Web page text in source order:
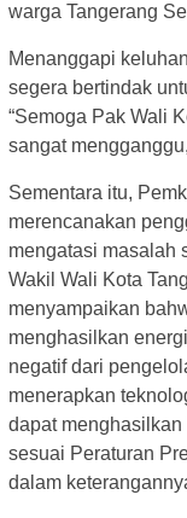
warga Tangerang
Menanggapi
segera bertindak
“Semoga Pak Wali
sangat
Sementara itu,
merencanakan
mengatasi masalah
Wakil Wali Kota
menyampaikan
menghasilkan
negatif dari
menerapkan
dapat
sesuai Peraturan
dalam